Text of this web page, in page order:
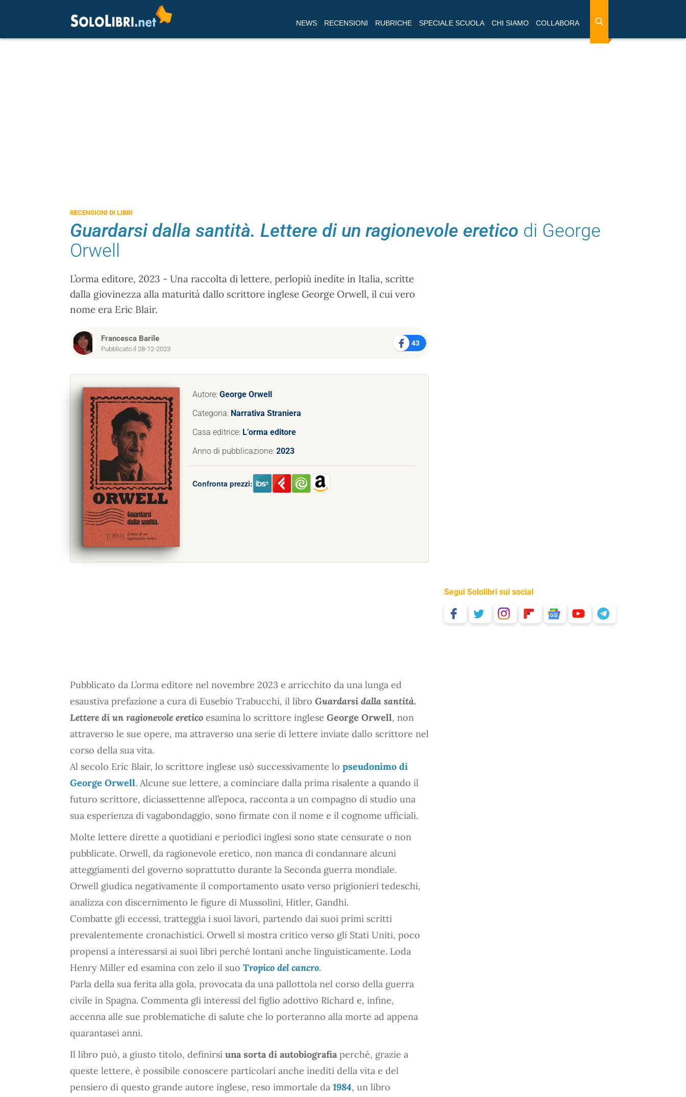
NEWS RECENSIONI RUBRICHE SPECIALE SCUOLA CHI SIAMO COLLABORA
RECENSIONI DI LIBRI
Guardarsi dalla santità. Lettere di un ragionevole eretico di George
Orwell
L’orma editore, 2023 - Una raccolta di lettere, perlopiù inedite in Italia, scritte
dalla giovinezza alla maturità dallo scrittore inglese George Orwell, il cui vero
nome era Eric Blair.
Francesca Barile
Pubblicato il 28-12-2023
43
Autore: George Orwell
Categoria: Narrativa Straniera
Casa editrice: L’orma editore
Anno di pubblicazione: 2023
Confronta prezzi:
Pubblicato da L’orma editore nel novembre 2023 e arricchito da una lunga ed
esaustiva prefazione a cura di Eusebio Trabucchi, il libro Guardarsi dalla santità.
Lettere di un ragionevole eretico esamina lo scrittore inglese George Orwell, non
attraverso le sue opere, ma attraverso una serie di lettere inviate dallo scrittore nel
corso della sua vita.
Al secolo Eric Blair, lo scrittore inglese usò successivamente lo pseudonimo di
George Orwell. Alcune sue lettere, a cominciare dalla prima risalente a quando il
futuro scrittore, diciassettenne all’epoca, racconta a un compagno di studio una
sua esperienza di vagabondaggio, sono firmate con il nome e il cognome ufficiali.
Molte lettere dirette a quotidiani e periodici inglesi sono state censurate o non
pubblicate. Orwell, da ragionevole eretico, non manca di condannare alcuni
atteggiamenti del governo soprattutto durante la Seconda guerra mondiale.
Orwell giudica negativamente il comportamento usato verso prigionieri tedeschi,
analizza con discernimento le figure di Mussolini, Hitler, Gandhi.
Combatte gli eccessi, tratteggia i suoi lavori, partendo dai suoi primi scritti
prevalentemente cronachistici. Orwell si mostra critico verso gli Stati Uniti, poco
propensi a interessarsi ai suoi libri perché lontani anche linguisticamente. Loda
Henry Miller ed esamina con zelo il suo Tropico del cancro.
Parla della sua ferita alla gola, provocata da una pallottola nel corso della guerra
civile in Spagna. Commenta gli interessi del figlio adottivo Richard e, infine,
accenna alle sue problematiche di salute che lo porteranno alla morte ad appena
quarantasei anni.
Il libro può, a giusto titolo, definirsi una sorta di autobiografia perché, grazie a
queste lettere, è possibile conoscere particolari anche inediti della vita e del
pensiero di questo grande autore inglese, reso immortale da 1984, un libro
Segui Sololibri sui social